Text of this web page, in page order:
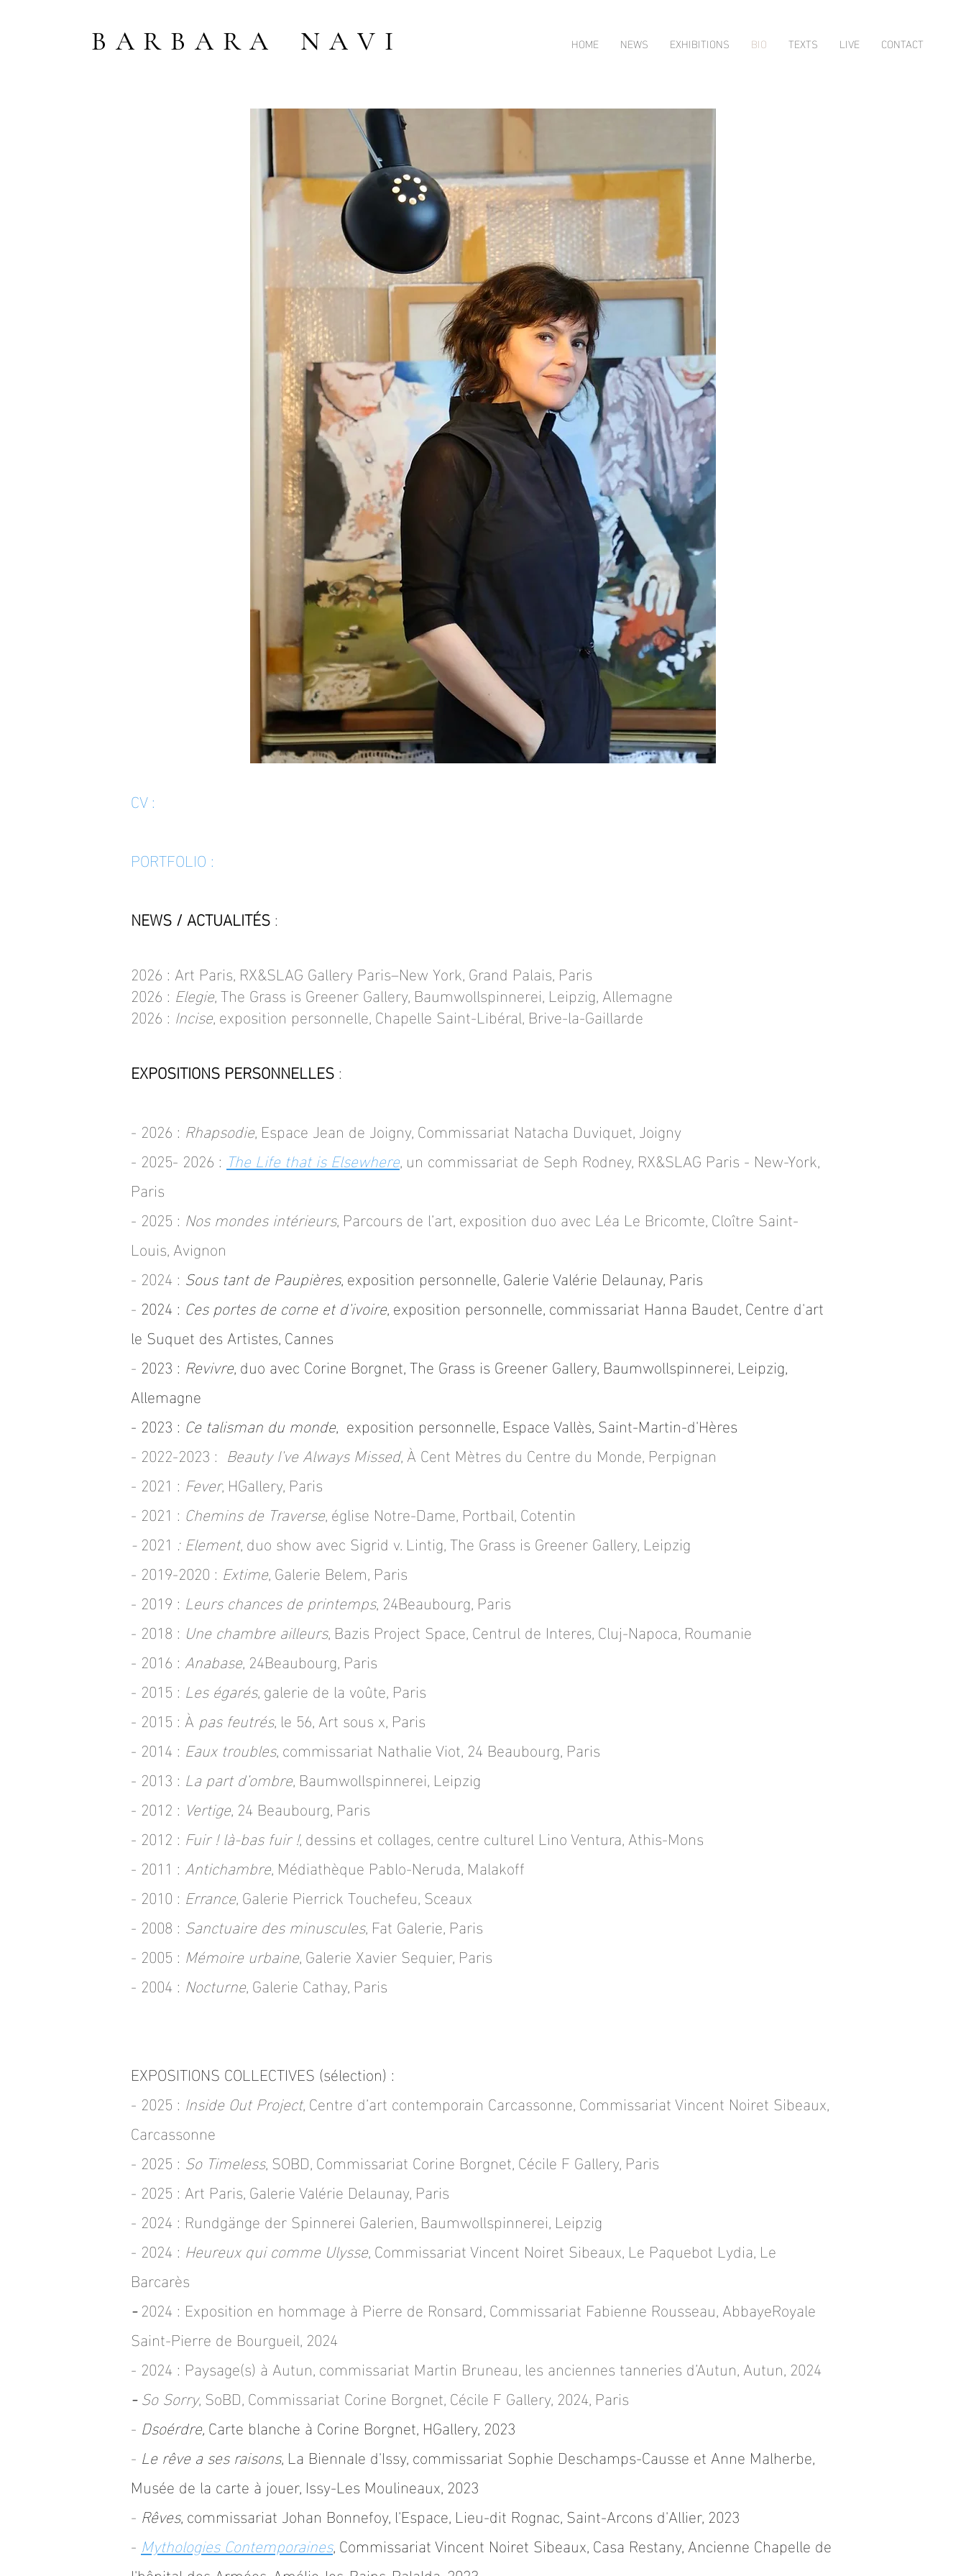
B A R B A R A N A V I HOME NEWS EXHIBITIONS BIO TEXTS LIVE CONTACT
CV :
PORTFOLIO :
NEWS / ACTUALITÉS:
2026 : Art Paris, RX&SLAG Gallery Paris–New York, Grand Palais, Paris
2026 : Elegie, The Grass is Greener Gallery, Baumwollspinnerei, Leipzig, Allemagne
2026 : Incise, exposition personnelle, Chapelle Saint-Libéral, Brive-la-Gaillarde
EXPOSITIONS PERSONNELLES:
- 2026 : Rhapsodie, Espace Jean de Joigny, Commissariat Natacha Duviquet, Joigny
- 2025- 2026 : The Life that is Elsewhere, un commissariat deSeph Rodney, RX&SLAG Paris - New-York,
Paris
- 2025 : Nos mondes intérieurs, Parcours de l’art, exposition duo avec Léa Le Bricomte, Cloître Saint-
Louis, Avignon
- 2024 : Sous tant de Paupières,exposition personnelle, Galerie Valérie Delaunay, Paris
- 2024 : Ces portes de corne et d'ivoire, exposition personnelle, commissariat Hanna Baudet, Centre d'art
le Suquet des Artistes, Cannes
- 2023 : Revivre, duo avec Corine Borgnet, The Grass is Greener Gallery, Baumwollspinnerei, Leipzig,
Allemagne
- 2023 : Ce talisman du monde, exposition personnelle, Espace Vallès, Saint-Martin-d'Hères
- 2022-2023 : Beauty I've Always Missed, À Cent Mètres du Centre du Monde, Perpignan
- 2021 : Fever,HGallery, Paris
- 2021 : Chemins de Traverse, église Notre-Dame, Portbail, Cotentin
-2021 :Element, duo show avec Sigrid v. Lintig, The Grass is Greener Gallery, Leipzig
- 2019-2020 : Extime, Galerie Belem, Paris
- 2019 : Leurs chances de printemps, 24Beaubourg, Paris
- 2018 : Une chambre ailleurs, Bazis Project Space, Centrul de Interes, Cluj-Napoca, Roumanie
- 2016 : Anabase, 24Beaubourg, Paris
- 2015 : Les égarés, galerie de la voûte, Paris
- 2015 : À pas feutrés, le 56, Art sous x, Paris
- 2014 : Eaux troubles, commissariat Nathalie Viot, 24 Beaubourg, Paris
- 2013 : La part d’ombre, Baumwollspinnerei, Leipzig
- 2012 : Vertige, 24 Beaubourg, Paris
- 2012 : Fuir ! là-bas fuir !,dessins et collages, centre culturel Lino Ventura, Athis-Mons
- 2011 : Antichambre, Médiathèque Pablo-Neruda, Malakoff
- 2010 : Errance, Galerie Pierrick Touchefeu, Sceaux
- 2008 : Sanctuaire des minuscules, Fat Galerie, Paris
- 2005 : Mémoire urbaine,Galerie Xavier Sequier, Paris
- 2004 : Nocturne, Galerie Cathay, Paris
EXPOSITIONS COLLECTIVES (sélection) :
- 2025 : Inside Out Project, Centre d’art contemporain Carcassonne, Commissariat Vincent Noiret Sibeaux,
Carcassonne
- 2025 : So Timeless, SOBD, Commissariat Corine Borgnet, Cécile F Gallery, Paris
- 2025 : Art Paris, Galerie Valérie Delaunay, Paris
- 2024 : Rundgänge der Spinnerei Galerien, Baumwollspinnerei, Leipzig
- 2024 : Heureux qui comme Ulysse, Commissariat Vincent Noiret Sibeaux, Le Paquebot Lydia, Le
Barcarès
-2024 : Exposition en hommage à Pierre de Ronsard, Commissariat Fabienne Rousseau, AbbayeRoyale
Saint-Pierre de Bourgueil, 2024
- 2024 : Paysage(s) à Autun,commissariat Martin Bruneau, les anciennes tanneries d’Autun, Autun, 2024
-So Sorry, SoBD, Commissariat Corine Borgnet, Cécile F Gallery, 2024, Paris
- Dsoérdre,Carte blanche à Corine Borgnet, HGallery,2023
- Le rêve a ses raisons, La Biennale d'Issy, commissariat Sophie Deschamps-Causse et Anne Malherbe,
Musée de la carte à jouer, Issy-Les Moulineaux, 2023
- Rêves, commissariat Johan Bonnefoy, l'Espace, Lieu-dit Rognac, Saint-Arcons d'Allier, 2023
- Mythologies Contemporaines, Commissariat Vincent Noiret Sibeaux, Casa Restany, Ancienne Chapelle de